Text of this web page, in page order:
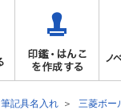
筆記具名入れ 三菱ボー